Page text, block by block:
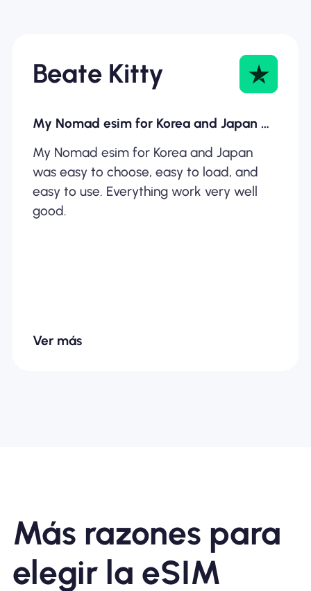
Beate Kitty
My Nomad esim for Korea and Japan was…
My Nomad esim for Korea and Japan
was easy to choose, easy to load, and
easy to use. Everything work very well
good.
Ver más
Más razones para
elegir la eSIM